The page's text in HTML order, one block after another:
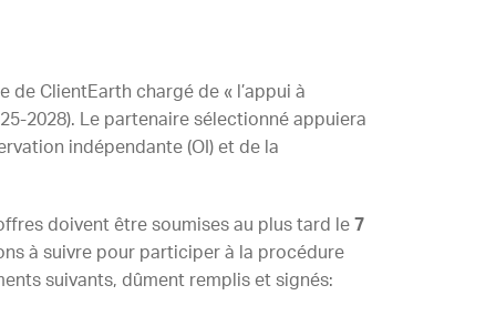
de ClientEarth chargé de « l’appui à
2028). Le partenaire sélectionné appuiera
indépendante (OI) et de la
doivent être soumises au plus tard le7
à suivre pour participer à la procédure
suivants, dûment remplis et signés: